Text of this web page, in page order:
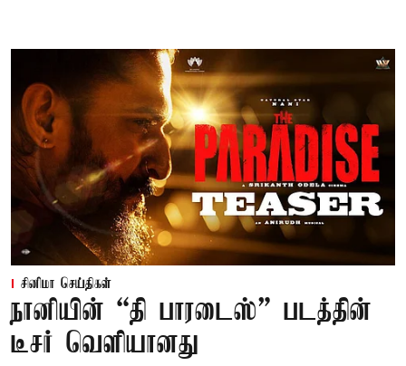
சினிமா செய்திகள்
நானியின் “தி பாரடைஸ்” படத்தின்
டீசர் வெளியானது